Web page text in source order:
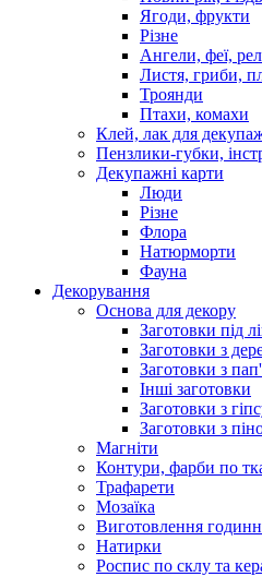
Ягоди, фрукти
Різне
Ангели, феї,
Листя, гриби,
Троянди
Птахи, комахи
Клей, лак для
Пензлики-губки,
Декупажні карти
Люди
Різне
Флора
Натюрморти
Фауна
Декорування
Основа для декору
Заготовки під
Заготовки з
Заготовки з
Інші заготовки
Заготовки з
Заготовки з
Магніти
Контури, фарби по
Трафарети
Мозаїка
Виготовлення
Натирки
Роспис по склу та